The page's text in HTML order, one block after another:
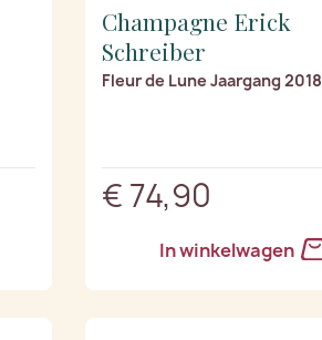
Champagne Erick
Schreiber
Fleur de Lune Jaargang 2018
€ 74,90
In winkelwagen